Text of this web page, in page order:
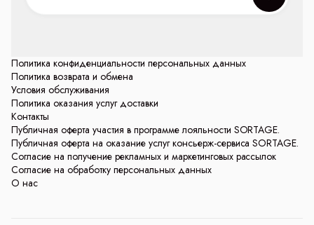
Политика конфиденциальности персональных данных
Политика возврата и обмена
Условия обслуживания
Политика оказания услуг доставки
Контакты
Публичная оферта участия в программе лояльности SORTAGE.
Публичная оферта на оказание услуг консьерж-сервиса SORTAGE.
Согласие на получение рекламных и маркетинговых рассылок
Согласие на обработку персональных данных
О нас